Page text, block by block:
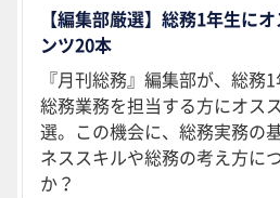
【編集部厳選】総務1年生に
ンツ20本
『月刊総務』編集部が、総務
総務業務を担当する方にオス
選。この機会に、総務実務の
ネススキルや総務の考え方に
か？